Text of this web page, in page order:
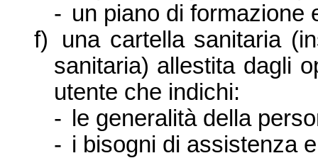
- un piano di formazione
f)
una cartella sanitaria
sanitaria) allestita dagli
utente che indichi:
-
le generalità della
- i bisogni di assistenza